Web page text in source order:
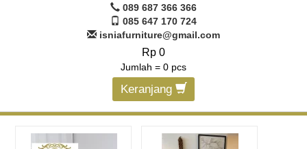
089 687 366 366
085 647 170 724
isniafurniture@gmail.com
Rp 0
Jumlah = 0 pcs
Keranjang